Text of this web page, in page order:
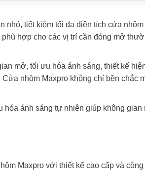
nhỏ, tiết kiệm tối đa diện tích cửa nhôm
hợp cho các vị trí cần đóng mở
mở, tối ưu hóa ánh sáng, thiết kế
nhôm Maxpro không chỉ bền chắc
ánh sáng tự nhiên giúp không gian
Maxpro với thiết kế cao cấp và công